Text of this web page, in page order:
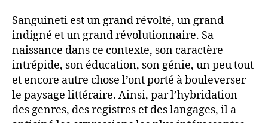
Sanguineti est un grand révolté, un grand
indigné et un grand révolutionnaire. Sa
naissance dans ce contexte, son caractère
intrépide, son éducation, son génie, un peu tout
et encore autre chose l’ont porté à bouleverser
le paysage littéraire. Ainsi, par l’hybridation
des genres, des registres et des langages, il a